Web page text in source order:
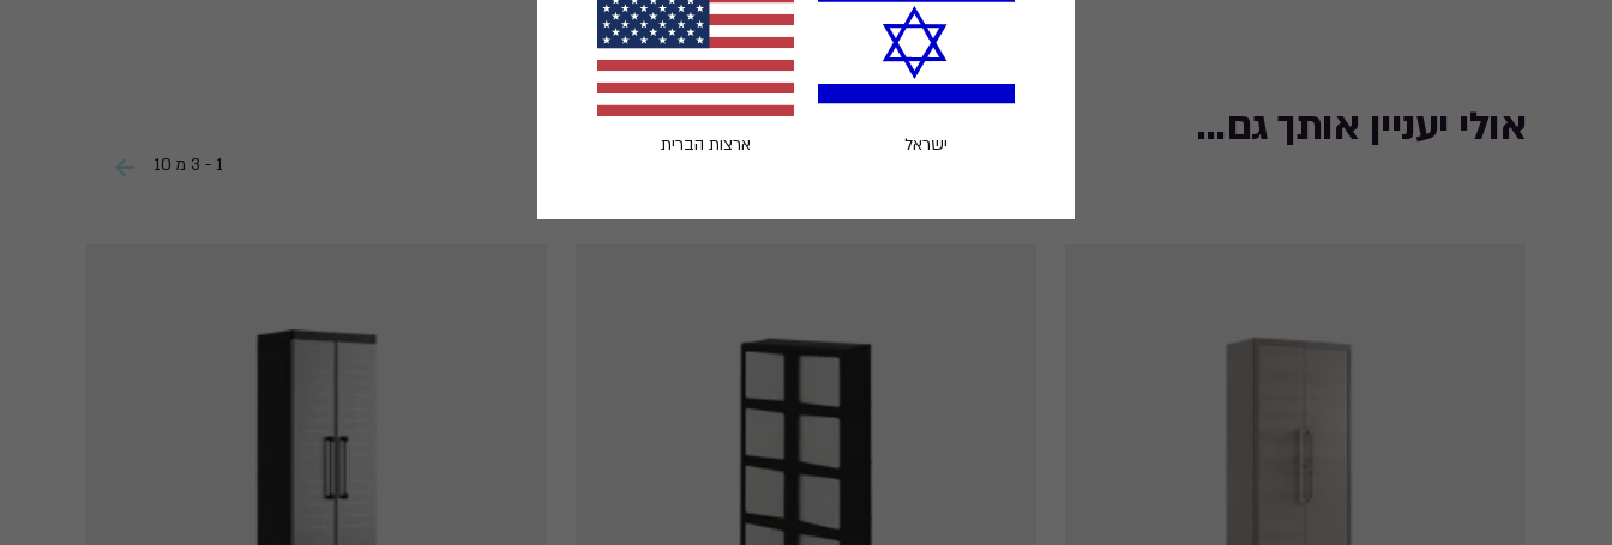
ישראל ארצות הברית אולי יעניין אותך גם...
1 - 3 מ 10